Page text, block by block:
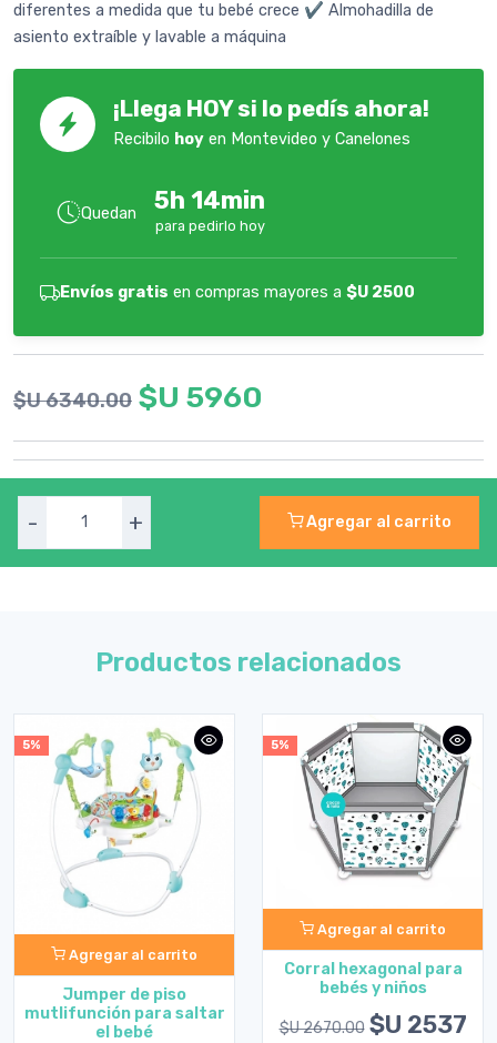
diferentes a medida que tu bebé crece ✔️ Almohadilla de
asiento extraíble y lavable a máquina
¡Llega HOY si lo pedís ahora!
Recibilo hoy en Montevideo y Canelones
Quedan 5h 14min
para pedirlo hoy
Envíos gratis en compras mayores a $U 2500
$U 6340.00 $U 5960
- + Agregar al carrito
Productos relacionados
5%
Agregar al carrito
Jumper de piso
mutlifunción para saltar
el bebé
5%
Agregar al carrito
Corral hexagonal para
bebés y niños
$U 2670.00 $U 2537